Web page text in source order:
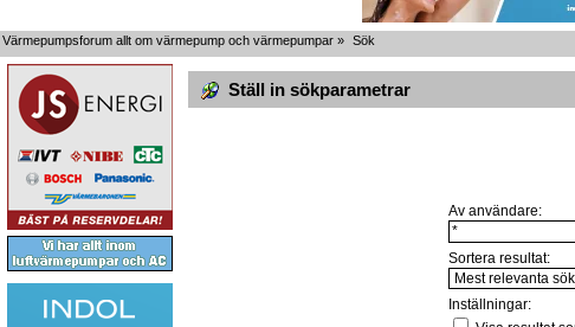
Värmepumpsforum allt om värmepump och värmepumpar » Sök
Ställ in sökparametrar
Av användare:
Sortera resultat:
Inställningar: